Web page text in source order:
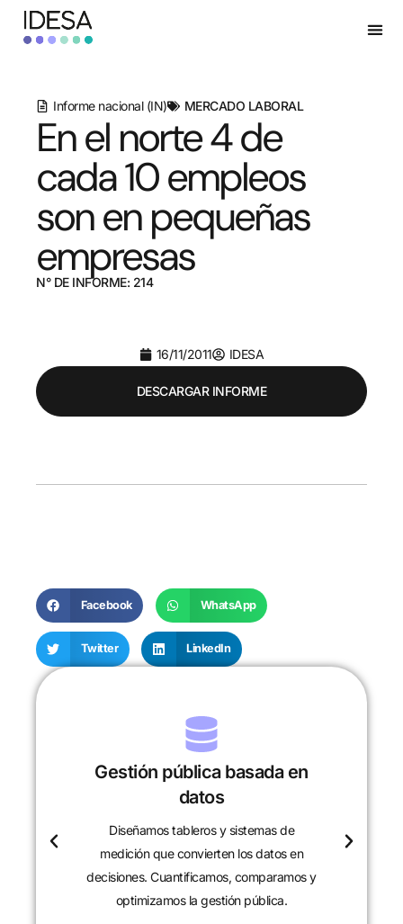
Informe nacional (IN) MERCADO LABORAL
En el norte 4 de
cada 10 empleos
son en pequeñas
empresas
N° DE INFORME: 214
16/11/2011 IDESA
DESCARGAR INFORME
Facebook WhatsApp
Twitter LinkedIn
Gestión pública basada en
datos
Diseñamos tableros y sistemas de
medición que convierten los datos en
decisiones. Cuantificamos, comparamos y
optimizamos la gestión pública.